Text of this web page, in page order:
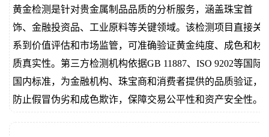
黄金检测是针对贵金属制品品质的分析服务，涵盖珠宝首
饰、金融投资品、工业原料等关键领域。该检测项目直接关
系到价值评估和市场监管，可准确验证黄金纯度、成色和材
质真实性。第三方检测机构依据GB 11887、ISO 9202等国际
国内标准，为金融机构、珠宝商和消费者提供的品质验证，
防止假冒伪劣和成色欺诈，保障交易公平性和资产安全性。
价
真
伪
查
询